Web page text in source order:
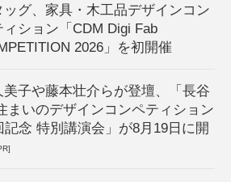
ッグ、家具・木工品デザインコン
ィション「CDM Digi Fab
2026」を初開催
美子や藤本壮介らが登壇、「長谷
まいのデザインコンペティション
記念 特別講演会」が8月19日に開